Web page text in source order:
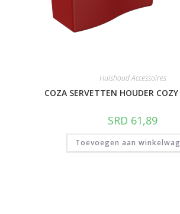
Huishoud Accessoires
COZA SERVETTEN HOUDER
SRD 61,89
Toevoegen aan